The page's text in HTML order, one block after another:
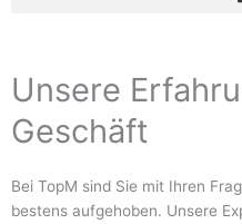
Unsere
Geschäft
Bei TopM sind Sie mit Ihren
bestens aufgehoben. Unsere